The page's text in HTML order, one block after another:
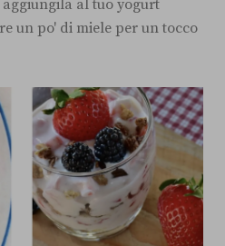
al tuo yogurt
un po' di miele per un tocco